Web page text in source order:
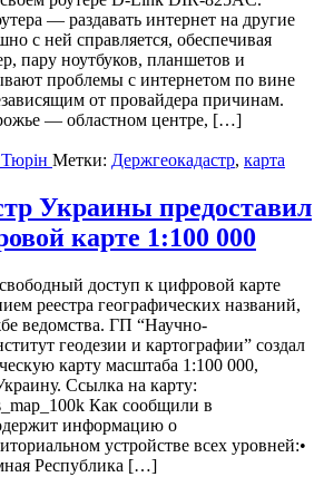
— раздавать интернет на другие
с ней справляется, обеспечивая
пару ноутбуков, планшетов и
проблемы с интернетом по вине
от провайдера причинам.
— областном центре, […]
Метки: Держгеокадастр, карта
Украины предоставил
карте 1:100 000
доступ к цифровой карте
реестра географических названий,
ведомства. ГП “Научно-
геодезии и картографии” создал
карту масштаба 1:100 000,
Ссылка на карту:
Как сообщили в
информацию о
устройстве всех уровней:•
Республика […]